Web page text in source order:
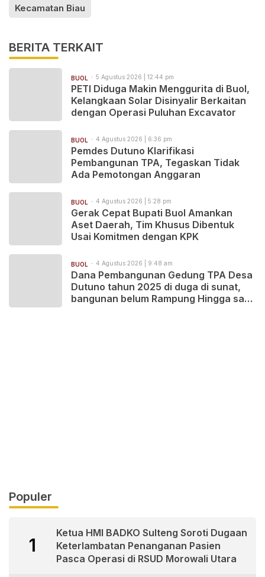
Kecamatan Biau
BERITA TERKAIT
BUOL 5 Agustus 2026 | 12:44 pm
PETI Diduga Makin Menggurita di Buol,
Kelangkaan Solar Disinyalir Berkaitan
dengan Operasi Puluhan Excavator
BUOL 4 Agustus 2026 | 6:36 pm
Pemdes Dutuno Klarifikasi
Pembangunan TPA, Tegaskan Tidak
Ada Pemotongan Anggaran
BUOL 4 Agustus 2026 | 5:28 pm
Gerak Cepat Bupati Buol Amankan
Aset Daerah, Tim Khusus Dibentuk
Usai Komitmen dengan KPK
BUOL 4 Agustus 2026 | 9:48 am
Dana Pembangunan Gedung TPA Desa
Dutuno tahun 2025 di duga di sunat,
bangunan belum Rampung Hingga saat
Populer
1
Ketua HMI BADKO Sulteng Soroti Dugaan
Keterlambatan Penanganan Pasien
Pasca Operasi di RSUD Morowali Utara